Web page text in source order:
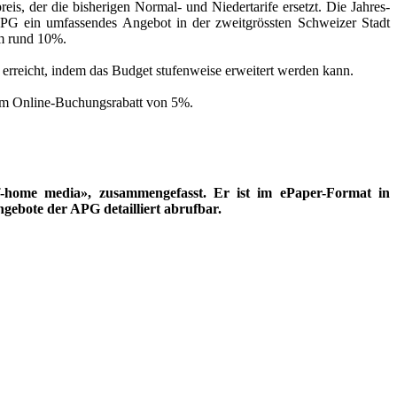
der die bisherigen Normal- und Niedertarife ersetzt. Die Jahres-
ein umfassendes Angebot in der zweitgrössten Schweizer Stadt
rund 10%.
indem das Budget stufenweise erweitert werden kann.
Online-Buchungsrabatt von 5%.
media», zusammengefasst. Er ist im ePaper-Format in
der APG detailliert abrufbar.